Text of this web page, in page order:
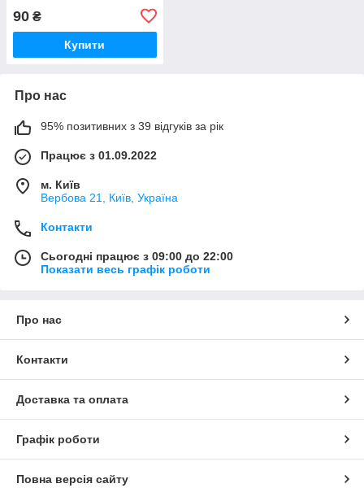
90 ₴
Купити
Про нас
95% позитивних з 39 відгуків за рік
Працює з 01.09.2022
м. Київ
Вербова 21, Київ, Україна
Контакти
Сьогодні працює з 09:00 до 22:00
Показати весь графік роботи
Про нас
Контакти
Доставка та оплата
Графік роботи
Повна версія сайту